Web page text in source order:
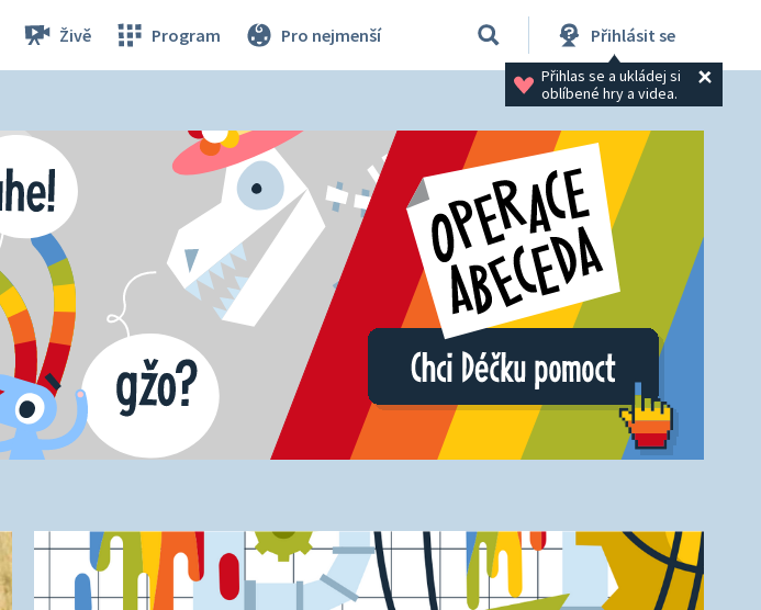
Živě Program Pro nejmenší Přihlásit se
Přihlas se a ukládej si
oblíbené hry a videa.